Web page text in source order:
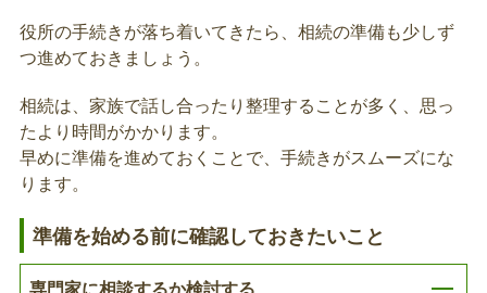
認書の返納
亡くなられた方が国民健康保険に加入していた場
国民健康保険の相続人代表者指定届
た場合、相続人代表者の届出が必要です。
役所の手続きが落ち着いてきたら、相続の準備も少しず
つ進めておきましょう。
相続は、家族で話し合ったり整理することが多く、思っ
たより時間がかかります。
早めに準備を進めておくことで、手続きがスムーズにな
ります。
準備を始める前に確認しておきたいこと